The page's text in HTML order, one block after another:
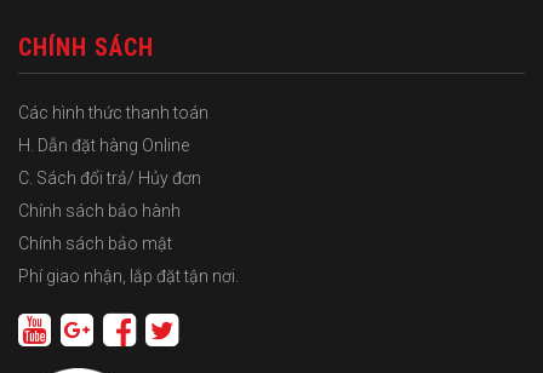
CHÍNH SÁCH
Các hình thức thanh toán
H. Dẫn đặt hàng Online
C. Sách đổi trả/ Hủy đơn
Chính sách bảo hành
Chính sách bảo mật
Phí giao nhận, lắp đặt tận nơi.